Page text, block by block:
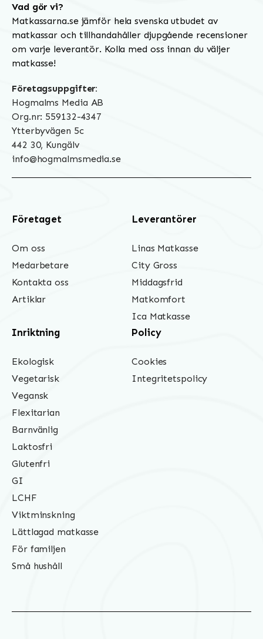
Vad gör vi?
Matkassarna.se jämför hela svenska utbudet av
matkassar och tillhandahåller djupgående recensioner
om varje leverantör. Kolla med oss innan du väljer
matkasse!
Företagsuppgifter:
Hogmalms Media AB
Org.nr: 559132-4347
Ytterbyvägen 5c
442 30, Kungälv
info@hogmalmsmedia.se
Företaget
Om oss
Medarbetare
Kontakta oss
Artiklar
Leverantörer
Linas Matkasse
City Gross
Middagsfrid
Matkomfort
Ica Matkasse
Inriktning
Ekologisk
Vegetarisk
Vegansk
Flexitarian
Barnvänlig
Laktosfri
Glutenfri
GI
LCHF
Viktminskning
Lättlagad matkasse
För familjen
Små hushåll
Policy
Cookies
Integritetspolicy